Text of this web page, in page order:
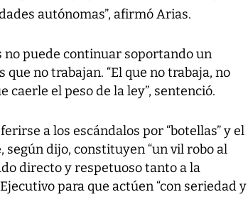
autónomas”, afirmó Arias.
puede continuar soportando un
no trabajan. “El que no trabaja, no
caerle el peso de la ley”, sentenció.
a los escándalos por “botellas” y el
según dijo, constituyen “un vil robo al
directo y respetuoso tanto a la
para que actúen “con seriedad y